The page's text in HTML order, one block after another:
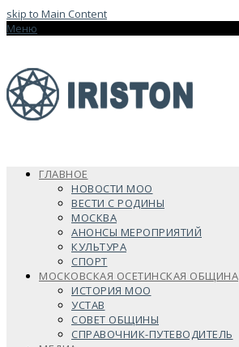
skip to Main Content
Меню
ГЛАВНОЕ
НОВОСТИ МОО
ВЕСТИ С РОДИНЫ
МОСКВА
АНОНСЫ МЕРОПРИЯТИЙ
КУЛЬТУРА
СПОРТ
МОСКОВСКАЯ ОСЕТИНСКАЯ ОБЩИНА
ИСТОРИЯ МОО
УСТАВ
СОВЕТ ОБЩИНЫ
СПРАВОЧНИК-ПУТЕВОДИТЕЛЬ